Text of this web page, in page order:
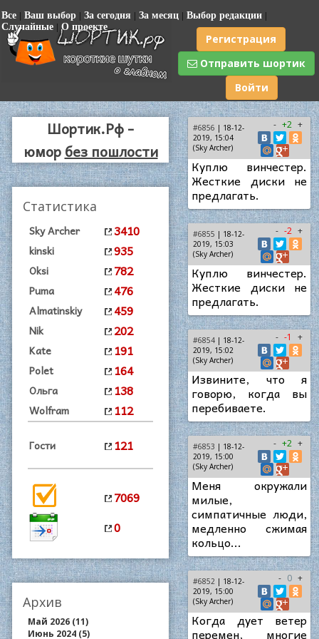
Все | Ваш выбор | За сегодня | За месяц | Выбор редакции |
Случайные | О проекте
Регистрация
Отправить шортик
Войти
Шортик.Рф -
юморбез пошлости
Статистика
Sky Archer 3410
kinski 935
Oksi 782
Puma 476
Almatinskiy 459
Nik 202
Kate 191
Polet 164
Ольга 138
Wolfram 112
Гости 121
7069
0
Архив
Май 2026 (11)
Июнь 2024 (5)
#6856 | 18-12-
2019, 15:04
(Sky Archer)
- +2 +
Куплю винчестер.
Жесткие диски не
предлагать.
#6855 | 18-12-
2019, 15:03
(Sky Archer)
- -2 +
Куплю винчестер.
Жесткие диски не
предлагать.
#6854 | 18-12-
2019, 15:02
(Sky Archer)
- -1 +
Извините, что я
говорю, когда вы
перебиваете.
#6853 | 18-12-
2019, 15:00
(Sky Archer)
- +2 +
Меня окружали
милые,
симпатичные люди,
медленно сжимая
кольцо...
#6852 | 18-12-
2019, 15:00
(Sky Archer)
- 0 +
Когда дует ветер
перемен, многие